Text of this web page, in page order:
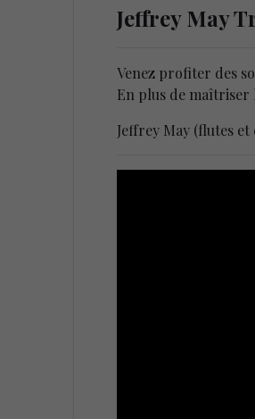
Jeffrey May
Venez profiter des
En plus de maîtriser
Jeffrey May (flutes